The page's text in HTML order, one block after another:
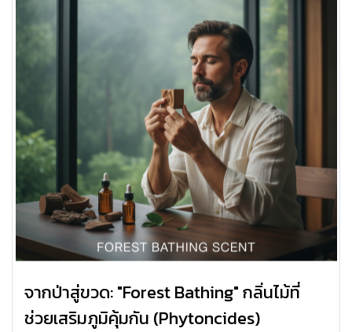
จากป่าสู่ขวด: "Forest Bathing" กลิ่นไม้ที่
ช่วยเสริมภูมิคุ้มกัน (Phytoncides)